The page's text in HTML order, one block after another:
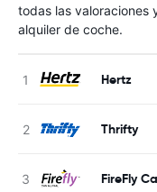
todas las valoraciones
alquiler de coche.
Hertz
Thrifty
FireFly